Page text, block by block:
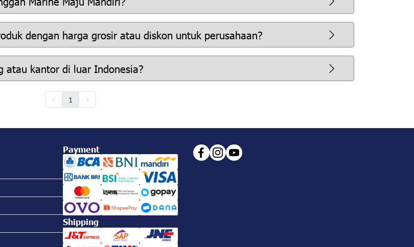
dengan harga grosir atau diskon untuk perusahaan?
atau kantor di luar Indonesia?
1
Payment
Shipping